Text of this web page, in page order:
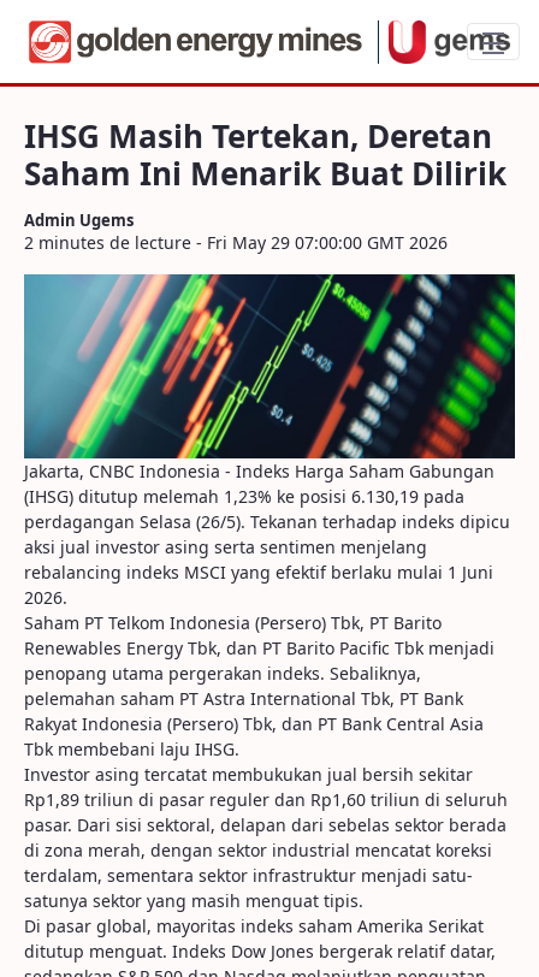
IHSG Masih Tertekan, Deretan Saham
IHSG Masih Tertekan, Deretan
Saham Ini Menarik Buat Dilirik
Admin Ugems
2 minutes de lecture - Fri May 29 07:00:00 GMT 2026
Jakarta, CNBC Indonesia - Indeks Harga Saham Gabungan
(IHSG) ditutup melemah 1,23% ke posisi 6.130,19 pada
perdagangan Selasa (26/5). Tekanan terhadap indeks dipicu
aksi jual investor asing serta sentimen menjelang
rebalancing indeks MSCI yang efektif berlaku mulai 1 Juni
2026.
Saham PT Telkom Indonesia (Persero) Tbk, PT Barito
Renewables Energy Tbk, dan PT Barito Pacific Tbk menjadi
penopang utama pergerakan indeks. Sebaliknya,
pelemahan saham PT Astra International Tbk, PT Bank
Rakyat Indonesia (Persero) Tbk, dan PT Bank Central Asia
Tbk membebani laju IHSG.
Investor asing tercatat membukukan jual bersih sekitar
Rp1,89 triliun di pasar reguler dan Rp1,60 triliun di seluruh
pasar. Dari sisi sektoral, delapan dari sebelas sektor berada
di zona merah, dengan sektor industrial mencatat koreksi
terdalam, sementara sektor infrastruktur menjadi satu-
satunya sektor yang masih menguat tipis.
Di pasar global, mayoritas indeks saham Amerika Serikat
ditutup menguat. Indeks Dow Jones bergerak relatif datar,